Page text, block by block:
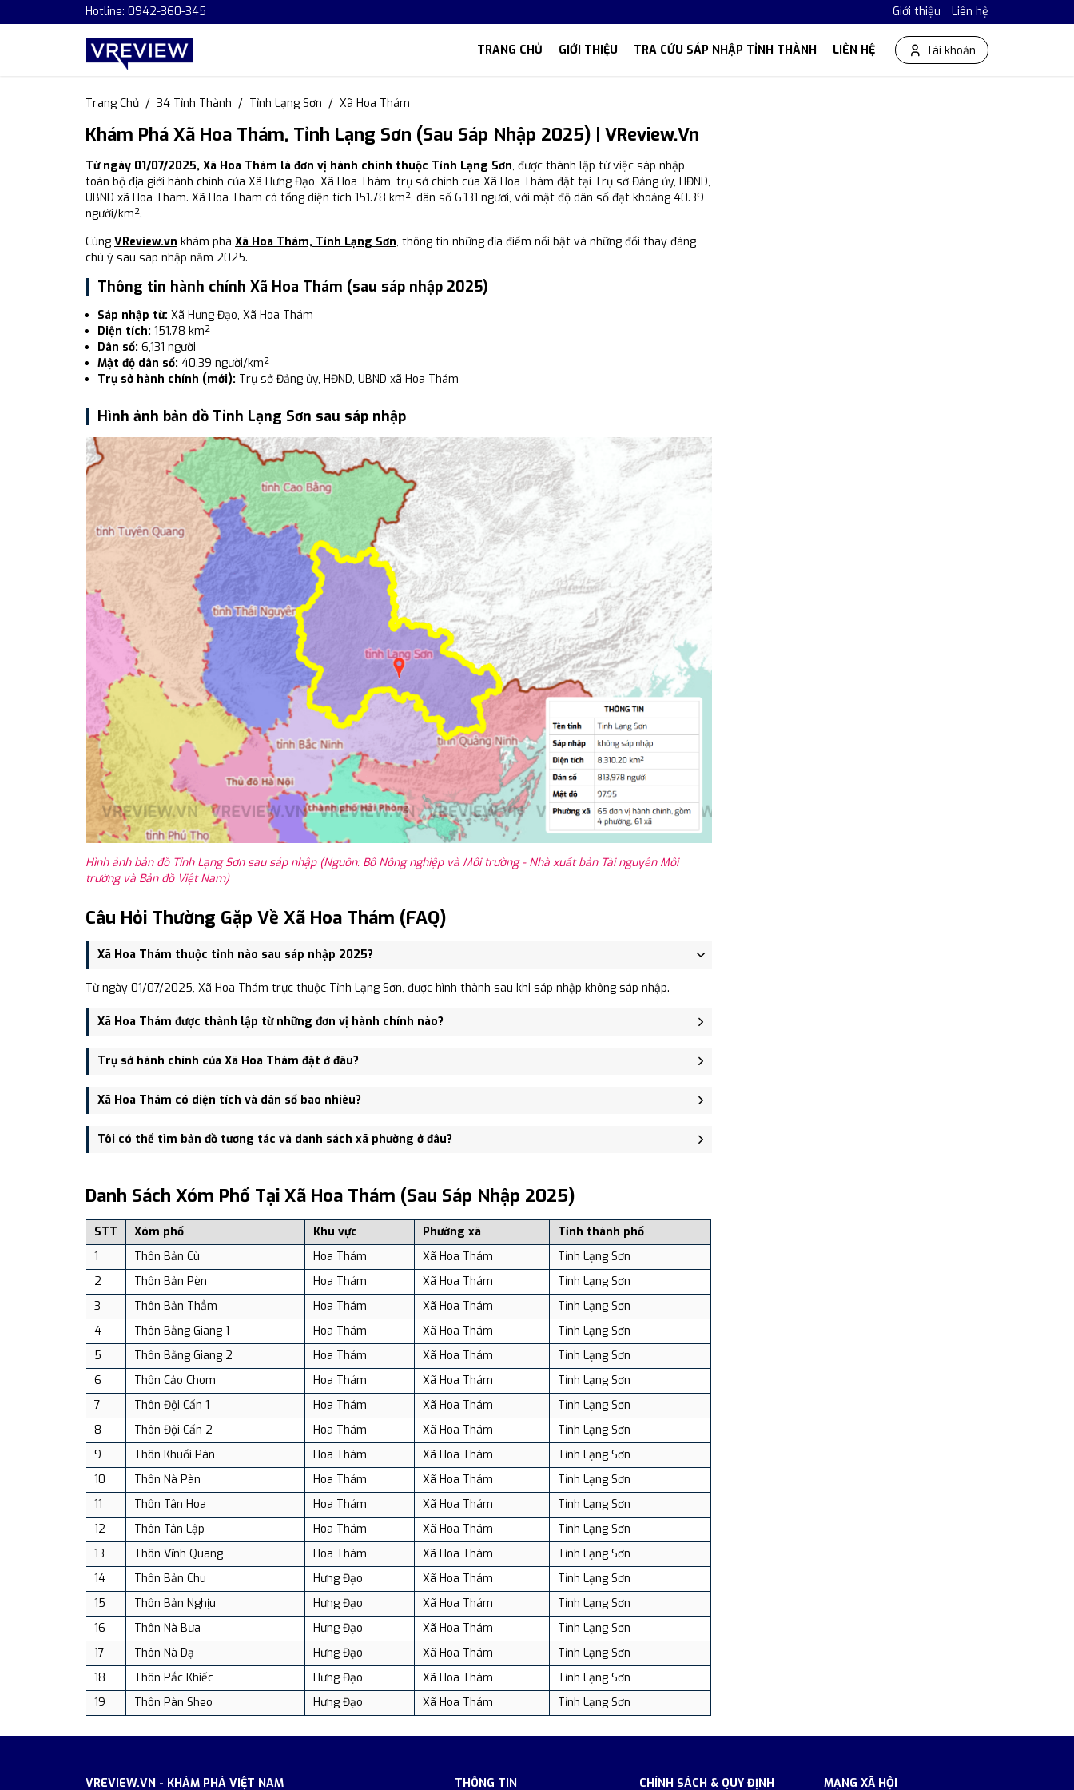
Hotline: 0942-360-345 Giới thiệu Liên hệ
TRANG CHỦ GIỚI THIỆU TRA CỨU SÁP NHẬP TỈNH THÀNH LIÊN HỆ Tài khoản
Trang Chủ 34 Tỉnh Thành Tỉnh Lạng Sơn Xã Hoa Thám
Khám Phá Xã Hoa Thám, Tỉnh Lạng Sơn (Sau Sáp Nhập 2025) | VReview.vn
Từ ngày 01/07/2025, Xã Hoa Thám là đơn vị hành chính thuộc Tỉnh Lạng Sơn, được thành lập từ việc sáp nhập
toàn bộ địa giới hành chính của Xã Hưng Đạo, Xã Hoa Thám, trụ sở chính của Xã Hoa Thám đặt tại Trụ sở Đảng ủy, HĐND,
UBND xã Hoa Thám. Xã Hoa Thám có tổng diện tích 151.78 km², dân số 6,131 người, với mật độ dân số đạt khoảng 40.39
người/km².
Cùng VReview.vn khám phá Xã Hoa Thám, Tỉnh Lạng Sơn, thông tin những địa điểm nổi bật và những đổi thay đáng
chú ý sau sáp nhập năm 2025.
Thông tin hành chính Xã Hoa Thám (sau sáp nhập 2025)
Sáp nhập từ: Xã Hưng Đạo, Xã Hoa Thám
Diện tích: 151.78 km²
Dân số: 6,131 người
Mật độ dân số: 40.39 người/km²
Trụ sở hành chính (mới): Trụ sở Đảng ủy, HĐND, UBND xã Hoa Thám
Hình ảnh bản đồ Tỉnh Lạng Sơn sau sáp nhập
Hình ảnh bản đồ Tỉnh Lạng Sơn sau sáp nhập (Nguồn: Bộ Nông nghiệp và Môi trường - Nhà xuất bản Tài nguyên Môi
trường và Bản đồ Việt Nam)
Câu Hỏi Thường Gặp Về Xã Hoa Thám (FAQ)
Xã Hoa Thám thuộc tỉnh nào sau sáp nhập 2025?
Từ ngày 01/07/2025, Xã Hoa Thám trực thuộc Tỉnh Lạng Sơn, được hình thành sau khi sáp nhập không sáp nhập.
Xã Hoa Thám được thành lập từ những đơn vị hành chính nào?
Xã Hoa Thám được thành lập trên cơ sở sáp nhập Xã Hưng Đạo, Xã Hoa Thám.
Trụ sở hành chính của Xã Hoa Thám đặt ở đâu?
Trụ sở hành chính mới của Xã Hoa Thám đặt tại Trụ sở Đảng ủy, HĐND, UBND xã Hoa Thám - trung tâm khu vực thuận
Xã Hoa Thám có diện tích và dân số bao nhiêu?
Xã Hoa Thám có Diện tích: 151.78 km², Dân số: 6,131 người, Mật độ dân số: Khoảng 40.39 người/km²
Tôi có thể tìm bản đồ tương tác và danh sách xã phường ở đâu?
dịch vụ và du lịch uy tín tại Việt Nam.
Danh Sách Xóm Phố Tại Xã Hoa Thám (sau Sáp Nhập 2025)
STT Xóm phố Khu vực Phường xã
Tỉnh thành phố
1
Thôn Bản Cù Hoa Thám Xã Hoa Thám
Tỉnh Lạng Sơn
2
Thôn Bản Pèn Hoa Thám Xã Hoa Thám
Tỉnh Lạng Sơn
3
Thôn Bản Thẳm Hoa Thám Xã Hoa Thám
Tỉnh Lạng Sơn
4
Thôn Bằng Giang 1 Hoa Thám Xã Hoa Thám
Tỉnh Lạng Sơn
5
Thôn Bằng Giang 2 Hoa Thám Xã Hoa Thám
Tỉnh Lạng Sơn
6
Thôn Cảo Chom Hoa Thám Xã Hoa Thám
Tỉnh Lạng Sơn
7
Thôn Đội Cấn 1 Hoa Thám Xã Hoa Thám
Tỉnh Lạng Sơn
8
Thôn Đội Cấn 2 Hoa Thám Xã Hoa Thám
Tỉnh Lạng Sơn
9
Thôn Khuổi Pàn Hoa Thám Xã Hoa Thám
Tỉnh Lạng Sơn
10
Thôn Nà Pàn Hoa Thám Xã Hoa Thám
Tỉnh Lạng Sơn
11
Thôn Tân Hoa Hoa Thám Xã Hoa Thám
Tỉnh Lạng Sơn
12
Thôn Tân Lập Hoa Thám Xã Hoa Thám
Tỉnh Lạng Sơn
13
Thôn Vĩnh Quang Hoa Thám Xã Hoa Thám
Tỉnh Lạng Sơn
14
Thôn Bản Chu Hưng Đạo Xã Hoa Thám
Tỉnh Lạng Sơn
15
Thôn Bản Nghịu Hưng Đạo Xã Hoa Thám
Tỉnh Lạng Sơn
16
Thôn Nà Bưa Hưng Đạo Xã Hoa Thám
Tỉnh Lạng Sơn
17
Thôn Nà Dạ Hưng Đạo Xã Hoa Thám
Tỉnh Lạng Sơn
18
Thôn Pắc Khiếc Hưng Đạo Xã Hoa Thám
Tỉnh Lạng Sơn
19
Thôn Pàn Sheo Hưng Đạo Xã Hoa Thám Tỉnh Lạng Sơn
VREVIEW.VN - KHÁM PHÁ VIỆT NAM THÔNG TIN CHÍNH SÁCH & QUY ĐỊNH MẠNG XÃ HỘI